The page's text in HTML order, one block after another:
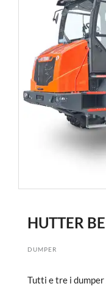
HUTTER
DUMPER
Tutti e tre i dumper